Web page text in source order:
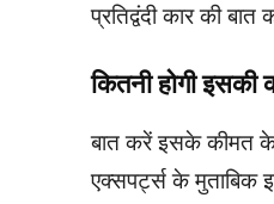
प्रतिद्वंदी कार की
कितनी होगी इसकी
बात करें इसके कीमत के
एक्सपर्ट्स के मुताबिक